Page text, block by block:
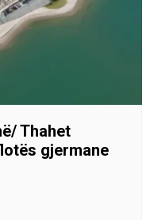
Thahet
gjermane